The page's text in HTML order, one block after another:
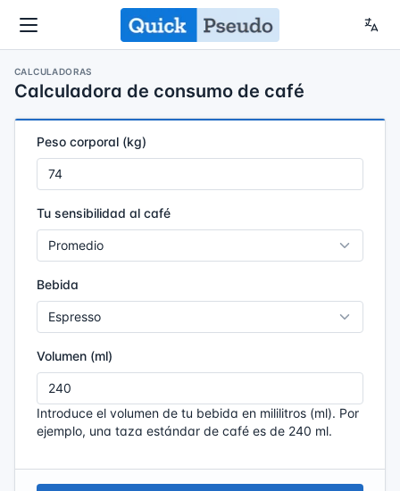
CALCULADORAS
Calculadora de consumo de café
Peso corporal (kg)
Tu sensibilidad al café
Bebida
Volumen (ml)
Introduce el volumen de tu bebida en mililitros (ml). Por
ejemplo, una taza estándar de café es de 240 ml.